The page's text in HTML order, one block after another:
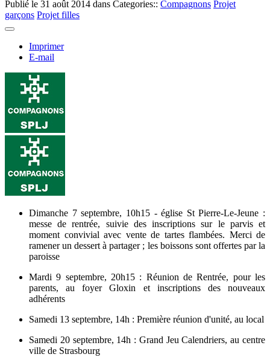
Publié le 31 août 2014 dans Categories:: Compagnons Projet
garçons Projet filles
Imprimer
E-mail
Dimanche 7 septembre, 10h15 - église St Pierre-Le-Jeune :
messe de rentrée, suivie des inscriptions sur le parvis et
moment convivial avec vente de tartes flambées. Merci de
ramener un dessert à partager ; les boissons sont offertes par la
paroisse
Mardi 9 septembre, 20h15 : Réunion de Rentrée, pour les
parents, au foyer Gloxin et inscriptions des nouveaux
adhérents
Samedi 13 septembre, 14h : Première réunion d'unité, au local
Samedi 20 septembre, 14h : Grand Jeu Calendriers, au centre
ville de Strasbourg